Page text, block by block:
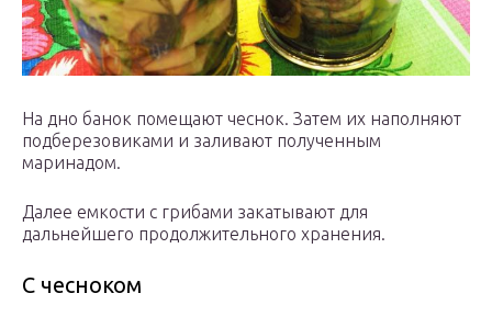
На дно банок помещают чеснок. Затем их наполняют
подберезовиками и заливают полученным
маринадом.
Далее емкости с грибами закатывают для
дальнейшего продолжительного хранения.
С чесноком